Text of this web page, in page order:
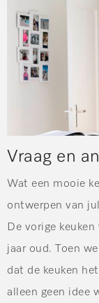
Vraag en
Wat een mooie
ontwerpen van
De vorige
jaar oud. Toen
dat de keuken
alleen geen idee